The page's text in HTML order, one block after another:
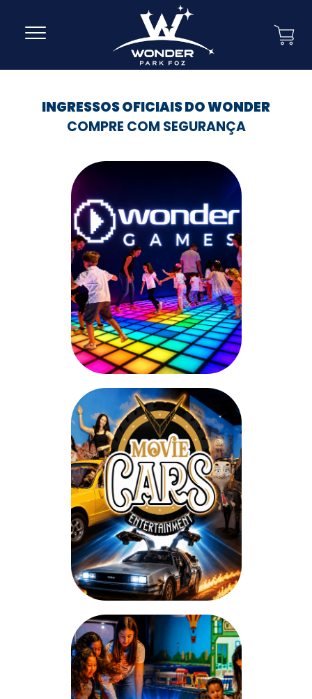
INGRESSOS OFICIAIS DO WONDER
COMPRE COM SEGURANÇA